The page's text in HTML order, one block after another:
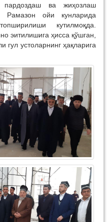
пардоздаш ва жиҳозлаш
Рамазон ойи кунларида
кутилмоқда.
эитилишига ҳисса қўшган,
гул устоларнинг ҳақларига